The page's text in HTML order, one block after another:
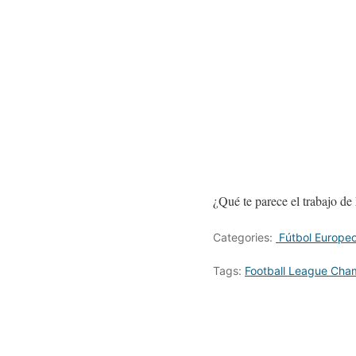
¿Qué te parece el trabajo
Categories: Fútbol
Tags: Football League